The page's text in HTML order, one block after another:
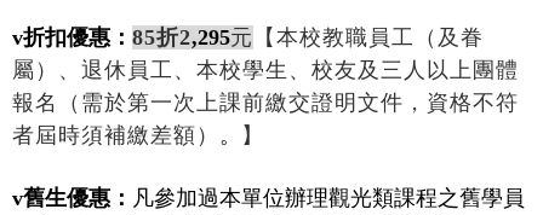
v折扣優惠： 85折2,295元 【本校教職員工（及眷
屬）、退休員工 、本校學生、校友及三人以上團體
報名（需於第一次上課前繳交證明文件，資格不符
者屆時須補繳差額） 。 】
v舊生優惠： 凡參加過本單位辦理觀光類課程之舊學員